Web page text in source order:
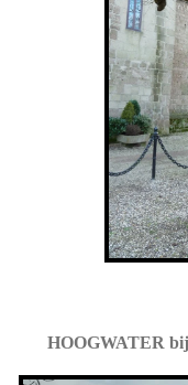
HOOGWATER